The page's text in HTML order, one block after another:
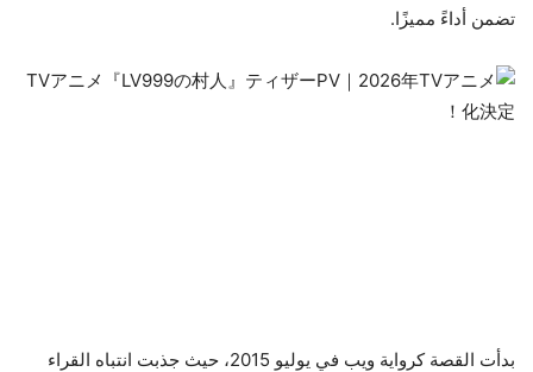
تضمن أداءً مميزًا.
بدأت القصة كرواية ويب في يوليو 2015، حيث جذبت انتباه القراء